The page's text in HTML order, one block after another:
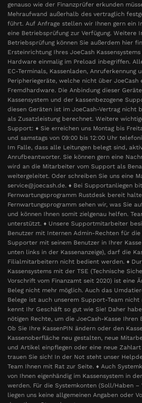
genauso wie der Finanzprüfer erkunden
Mehraufwand außerhalb des vertraglich
führt. Auf Anfrage stellen wir Ihnen gern ein
eine Betriebsprüfung zur Verfügung. Weitere
Betriebsprüfung können Sie außerdem hier
Ersteinrichtung Ihres JoeCash
Hardware einmalig im Preload inbegriffen.
EC-Terminals, Kassenladen, Anruferkennung
Peripheriegeräte, welche nicht über JoeCash
Fremdhardware. Die Anbindung dieser
Kassensystem und der kassenbezogene
diesen Geräten ist im JoeCash-Vertrag nicht
als Zusatzleistung berechnet. Weitere
Support: ♦ Sie erreichen uns Montag bis
und samstags von 09:00 bis 12:00 Uhr
Im Falle, dass alle Leitungen belegt sind,
Anrufbeantworter. Sie können gern eine
wird an die Mitarbeiter vom Support als
weitergeleitet. Oder schreiben Sie uns eine
service@joecash.de. ♦ Bei Supportanliegen
Fernwartungsprogramm Rustdesk bereit
Fernwartungsprogramm sehen wir, was Sie
und können Ihnen somit zielgenau helfen.
unterstützt. ♦ Unsere Supportmitarbeiter
Benutzer mit Internen Admin-Rechten für
Supporter mit seinem Benutzer in Ihrer
unten links in der Kassenanzeige), darf die
Filialmitarbeitern nicht bedient werden. ♦
Kassensystems mit der TSE (Technische
Vorschrift vom Finanzamt seit 2020) ist eine
Beleg nicht mehr möglich. Auch das
Belege ist auch unserem Support-Team nicht
kennt Ihr Geschäft so gut wie Sie! Daher
nötigen Rechte, um die JoeCash-Kasse Ihren
Ob Sie Ihre KassenPIN ändern oder den
Kassenoberfläche neu gestalten, neue
und Artikel einpflegen oder eine neue
trauen Sie sich! In der Not steht unser
Team Ihnen mit Rat zur Seite. ♦ Auch
von Ihnen eigenhändig im Kassensystem in
werden. Für die Systemkonten (Soll/Haben –
liegen uns keine allgemeinen Angaben oder